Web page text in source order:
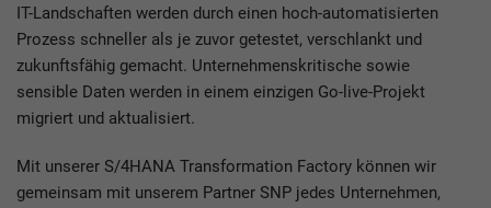
IT-Landschaften werden durch einen hoch-automatisierten
Prozess schneller als je zuvor getestet, verschlankt und
zukunftsfähig gemacht. Unternehmenskritische sowie
sensible Daten werden in einem einzigen Go-live-Projekt
migriert und aktualisiert.
Mit unserer S/4HANA Transformation Factory können wir
gemeinsam mit unserem Partner SNP jedes Unternehmen,